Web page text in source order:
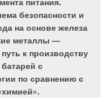
безопасности и
на основе железа
металлы —
к производству
с
по сравнению с
в Кубанском
университете